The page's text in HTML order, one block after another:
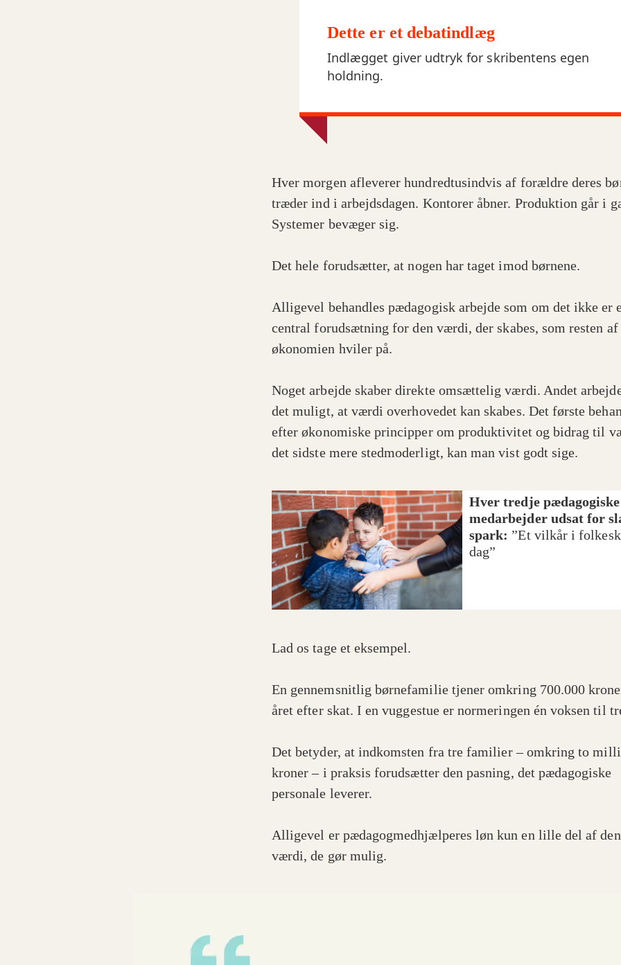
Dette er et debatindlæg
Indlægget giver udtryk for skribentens egen
holdning.
Hver morgen afleverer hundredtusindvis af forældre deres
træder ind i arbejdsdagen. Kontorer åbner. Produktion går i
Systemer bevæger sig.
Det hele forudsætter, at nogen har taget imod børnene.
Alligevel behandles pædagogisk arbejde som om det ikke er
central forudsætning for den værdi, der skabes, som resten af
økonomien hviler på.
Noget arbejde skaber direkte omsættelig værdi. Andet
det muligt, at værdi overhovedet kan skabes. Det første
efter økonomiske principper om produktivitet og bidrag til
det sidste mere stedmoderligt, kan man vist godt sige.
Hver tredje pædagogiske
medarbejder udsat for
spark:”Et vilkår i
dag”
Lad os tage et eksempel.
En gennemsnitlig børnefamilie tjener omkring 700.000
året efter skat. I en vuggestue er normeringen én voksen til
Det betyder, at indkomsten fra tre familier – omkring to
kroner – i praksis forudsætter den pasning, det pædagogiske
personale leverer.
Alligevel er pædagogmedhjælperes løn kun en lille del af den
værdi, de gør mulig.